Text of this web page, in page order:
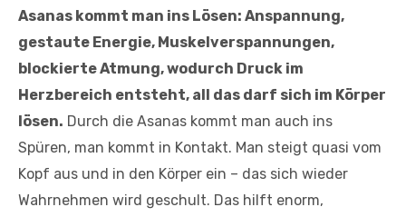
Asanas kommt man ins Lösen: Anspannung,
gestaute Energie, Muskelverspannungen,
blockierte Atmung, wodurch Druck im
Herzbereich entsteht, all das darf sich im Körper
lösen. Durch die Asanas kommt man auch ins
Spüren, man kommt in Kontakt. Man steigt quasi vom
Kopf aus und in den Körper ein – das sich wieder
Wahrnehmen wird geschult. Das hilft enorm,